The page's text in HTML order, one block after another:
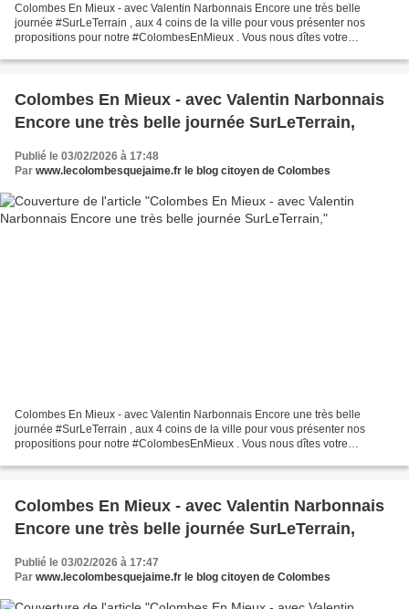
Colombes En Mieux - avec Valentin Narbonnais Encore une très belle
journée #SurLeTerrain , aux 4 coins de la ville pour vous présenter nos
propositions pour notre #ColombesEnMieux . Vous nous dîtes votre
Colombes En Mieux - avec Valentin Narbonnais
Encore une très belle journée SurLeTerrain,
Publié le 03/02/2026 à 17:48
Par www.lecolombesquejaime.fr le blog citoyen de Colombes
Colombes En Mieux - avec Valentin Narbonnais Encore une très belle
journée #SurLeTerrain , aux 4 coins de la ville pour vous présenter nos
propositions pour notre #ColombesEnMieux . Vous nous dîtes votre
Colombes En Mieux - avec Valentin Narbonnais
Encore une très belle journée SurLeTerrain,
Publié le 03/02/2026 à 17:47
Par www.lecolombesquejaime.fr le blog citoyen de Colombes